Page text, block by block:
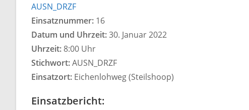
AUSN_DRZF
Einsatznummer: 16
Datum und Uhrzeit:30. Januar 2022
Uhrzeit: 8:00 Uhr
Stichwort:AUSN_DRZF
Einsatzort: Eichenlohweg (Steilshoop)
Einsatzbericht: